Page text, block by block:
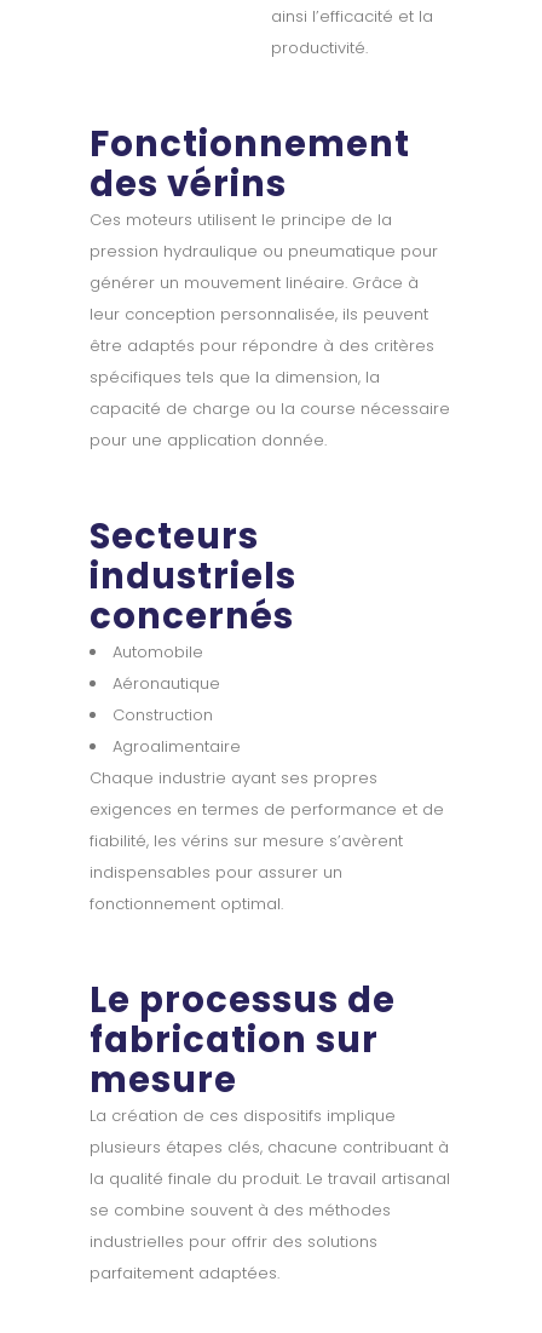
ainsi l’efficacité et la
productivité.
Fonctionnement
des vérins
Ces moteurs utilisent le principe de la
pression hydraulique ou pneumatique pour
générer un mouvement linéaire. Grâce à
leur conception personnalisée, ils peuvent
être adaptés pour répondre à des critères
spécifiques tels que la dimension, la
capacité de charge ou la course nécessaire
pour une application donnée.
Secteurs
industriels
concernés
Automobile
Aéronautique
Construction
Agroalimentaire
Chaque industrie ayant ses propres
exigences en termes de performance et de
fiabilité, les vérins sur mesure s’avèrent
indispensables pour assurer un
fonctionnement optimal.
Le processus de
fabrication sur
mesure
La création de ces dispositifs implique
plusieurs étapes clés, chacune contribuant à
la qualité finale du produit. Le travail artisanal
se combine souvent à des méthodes
industrielles pour offrir des solutions
parfaitement adaptées.